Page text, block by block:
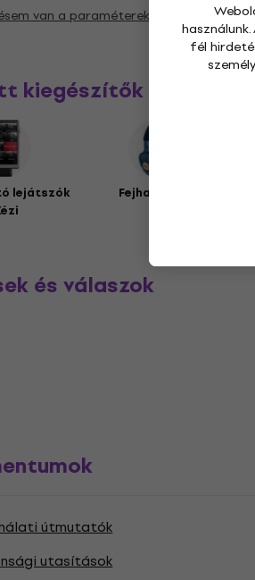
fél
van a paraméterekkel kapcsolatban
kiegészítők
lejátszók
Fejhallgatók
és válaszok
útmutatók
utasítások